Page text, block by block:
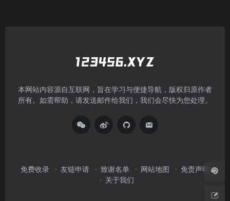
本网站内容源自互联网，旨在学习与便捷导航，版权归原作者
所有。如需帮助，请发送邮件给我们，我们会尽快为您处理。
免费收录 友链申请 致谢名单 网站地图
免责声明
关于我们